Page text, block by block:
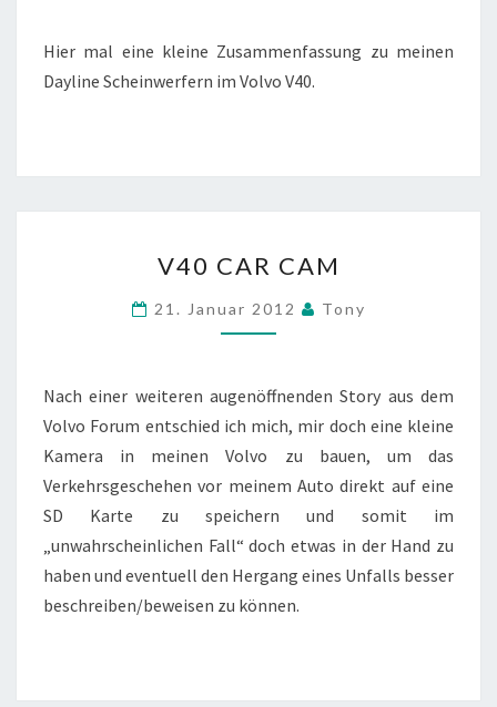
Hier mal eine kleine Zusammenfassung zu meinen
Dayline Scheinwerfern im Volvo V40.
CAR
CAM
V40 CAR CAM
21. Januar 2012 Tony
Nach einer weiteren augenöffnenden Story aus dem
Volvo Forum entschied ich mich, mir doch eine kleine
Kamera in meinen Volvo zu bauen, um das
Verkehrsgeschehen vor meinem Auto direkt auf eine
SD Karte zu speichern und somit im
„unwahrscheinlichen Fall“ doch etwas in der Hand zu
haben und eventuell den Hergang eines Unfalls besser
beschreiben/beweisen zu können.